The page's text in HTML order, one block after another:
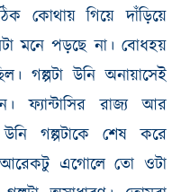
কোথায় গিয়ে দাঁড়িয়ে
মনে পড়ছে না। বোধহয়
। গল্পটা উনি অনায়াসেই
। ফ্যান্টাসির রাজ্য
আর
উনি গল্পটাকে শেষ করে
আরেকটু এগোলে তো ওটা